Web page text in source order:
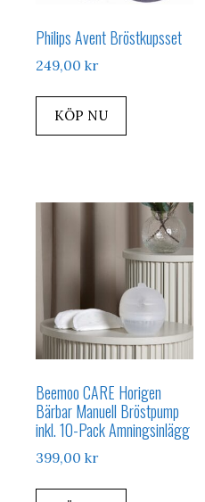
Philips Avent Bröstkupsset
249,00 kr
KÖP NU
Beemoo CARE Horigen
Bärbar Manuell Bröstpump
inkl. 10-Pack Amningsinlägg
399,00 kr